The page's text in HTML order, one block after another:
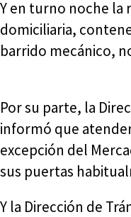
Y en turno noche la
domiciliaria,
barrido mecánico,
Por su parte, la
informó que
excepción del
sus puertas
Y la Dirección de